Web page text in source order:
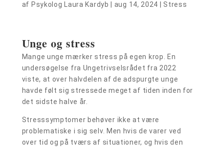
af Psykolog Laura Kardyb aug 14, 2024 Stress
Unge og stress
Mange unge mærker stress på egen krop. En
undersøgelse fra Ungetrivselsrådet fra 2022
viste, at over halvdelen af de adspurgte unge
havde følt sig stressede meget af tiden inden for
det sidste halve år.
Stresssymptomer behøver ikke at være
problematiske i sig selv. Men hvis de varer ved
over tid og på tværs af situationer, og hvis den